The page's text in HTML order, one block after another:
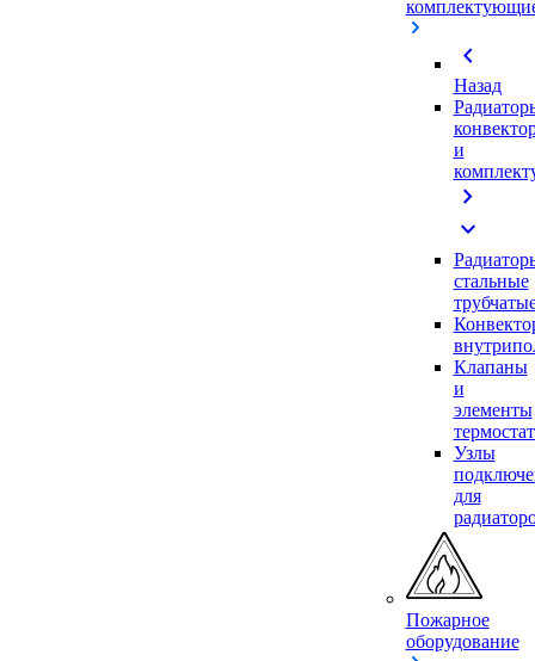
chevron_left
Назад
и
chevron_right
expand_more
стальные
Клапаны
и
элементы
Узлы
для
Пожарное
оборудование